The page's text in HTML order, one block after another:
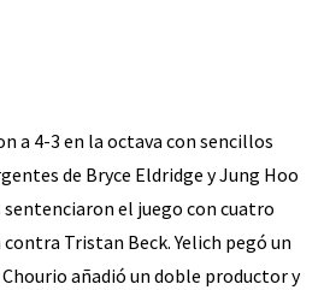
a 4-3 en la octava con sencillos
de Bryce Eldridge y Jung Hoo
sentenciaron el juego con cuatro
Tristan Beck. Yelich pegó un
añadió un doble productor y